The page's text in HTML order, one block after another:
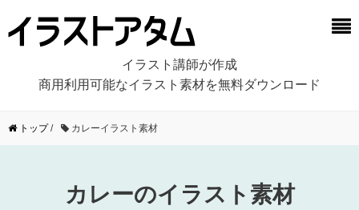
イラスト講師が作成
商用利用可能なイラスト素材を無料ダウンロード
トップ/ カレーイラスト素材
カレーのイラスト素材